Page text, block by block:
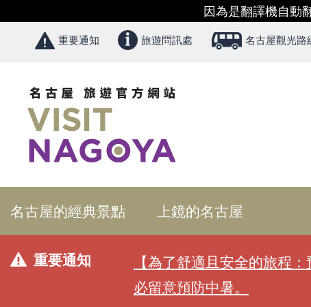
因為是翻譯機自動
重要通知 旅遊問訊處 名古屋觀光
名古屋的經典景點 上鏡的名古屋
重要通知
【為了舒適且安全的旅程
必留意預防中暑。